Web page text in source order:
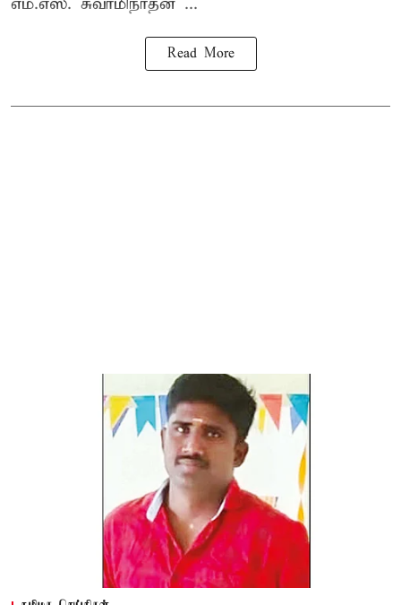
Read More